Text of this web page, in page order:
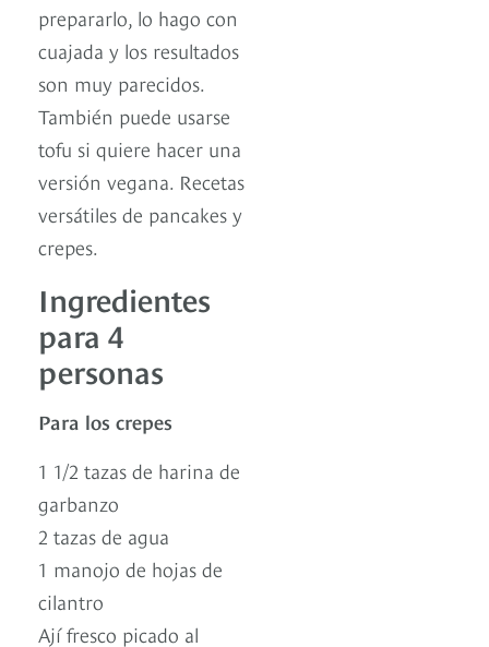
prepararlo, lo hago con
cuajada y los resultados
son muy parecidos.
También puede usarse
tofu si quiere hacer una
versión vegana. Recetas
versátiles de pancakes y
crepes.
Ingredientes
para 4
personas
Para los crepes
1 1/2 tazas de harina de
garbanzo
2 tazas de agua
1 manojo de hojas de
cilantro
Ají fresco picado al